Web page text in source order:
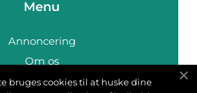
Menu
Annoncering
Om os
Cookies
bruges cookies til at huske dine